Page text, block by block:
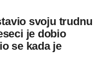
svoju trudnu
je dobio
se kada je